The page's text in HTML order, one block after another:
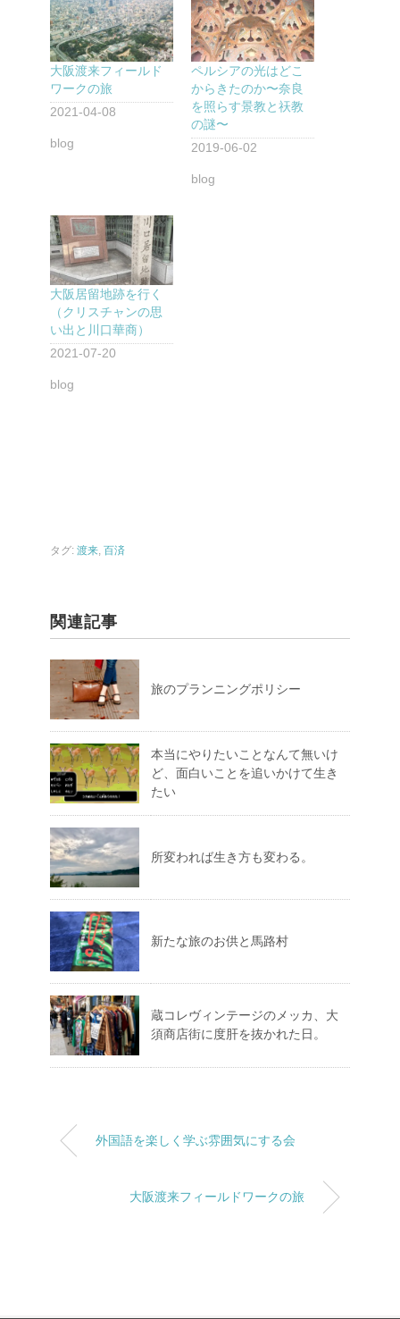
大阪渡来フィールド
ワークの旅
2021-04-08
blog
ペルシアの光はどこ
からきたのか〜奈良
を照らす景教と祆教
の謎〜
2019-06-02
blog
大阪居留地跡を行く
（クリスチャンの思
い出と川口華商）
2021-07-20
blog
タグ: 渡来, 百済
関連記事
旅のプランニングポリシー
本当にやりたいことなんて無いけ
ど、面白いことを追いかけて生き
たい
所変われば生き方も変わる。
新たな旅のお供と馬路村
蔵コレヴィンテージのメッカ、大
須商店街に度肝を抜かれた日。
外国語を楽しく学ぶ雰囲気にする会
大阪渡来フィールドワークの旅